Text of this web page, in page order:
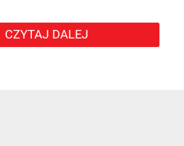
CZYTAJ DALEJ